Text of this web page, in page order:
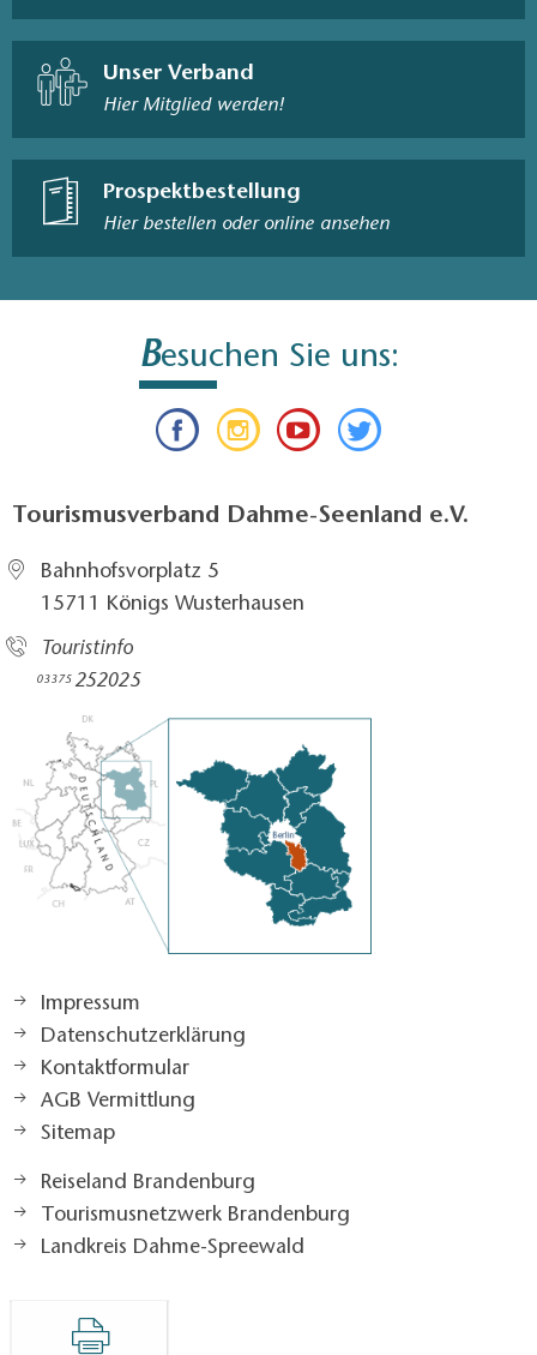
Unser Verband
Hier Mitglied werden!
Prospektbestellung
Hier bestellen oder online ansehen
Besuchen Sie uns:
Tourismusverband Dahme-Seenland e.V.
Bahnhofsvorplatz 5​
15711 Königs Wusterhausen
Touristinfo
03375252025​
Impressum
Datenschutzerklärung
Kontaktformular
AGB Vermittlung
Sitemap
Reiseland Brandenburg
Tourismusnetzwerk Brandenburg
Landkreis Dahme-Spreewald